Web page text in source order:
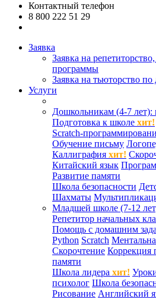
Контактный телефон
8 800 222 51 29
Заявка
Заявка на
программы
Заявка на тьюторство
Услуги
Дошкольникам (4-7 лет):
Подготовка к школе хит!
Scratch-
Обучение письму
Каллиграфия хит!
Китайский язык
Развитие памяти
Школа безопасности
Шахматы
Младшей школе (7-12
Репетитор начальных
Помощь с домашним
Python Scratch
Скорочтение Коррекция
памяти
Школа лидера хит!
психолог Школа
Рисование Английский